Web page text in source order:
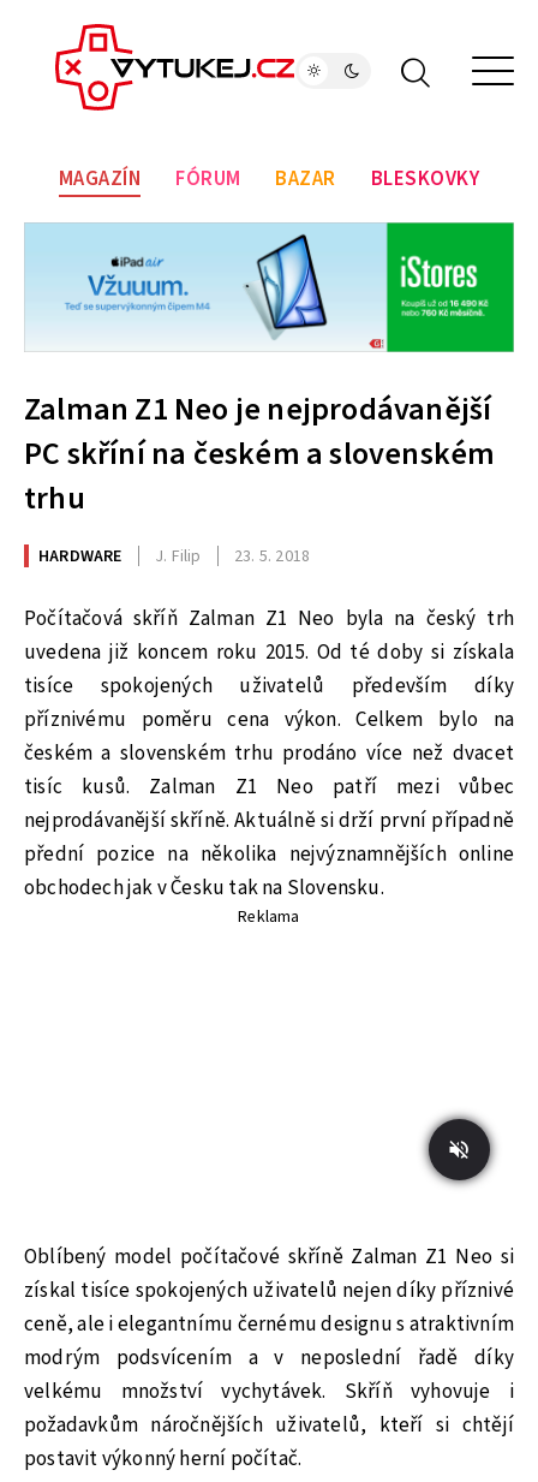
MAGAZÍN FÓRUM BAZAR BLESKOVKY
Zalman Z1 Neo je nejprodávanější
PC skříní na českém a slovenském
trhu
HARDWARE J. Filip 23. 5. 2018
Počítačová skříň Zalman Z1 Neo byla na český trh
uvedena již koncem roku 2015. Od té doby si získala
tisíce spokojených uživatelů především díky
příznivému poměru cena výkon. Celkem bylo na
českém a slovenském trhu prodáno více než dvacet
tisíc kusů. Zalman Z1 Neo patří mezi vůbec
nejprodávanější skříně. Aktuálně si drží první případně
přední pozice na několika nejvýznamnějších online
obchodech jak v Česku tak na Slovensku.
Reklama
Oblíbený model počítačové skříně Zalman Z1 Neo si
získal tisíce spokojených uživatelů nejen díky příznivé
ceně, ale i elegantnímu černému designu s atraktivním
modrým podsvícením a v neposlední řadě díky
velkému množství vychytávek. Skříň vyhovuje i
požadavkům náročnějších uživatelů, kteří si chtějí
postavit výkonný herní počítač.